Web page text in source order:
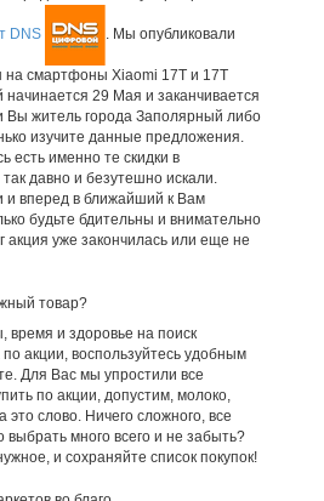
DNS . Мы опубликовали
смартфоны Xiaomi 17T и 17T
начинается 29 Мая и заканчивается
Вы житель города Заполярный либо
изучите данные предложения.
есть именно те скидки в
давно и безутешно искали.
и вперед в ближайший к Вам
будьте бдительны и внимательно
акция уже закончилась или еще не
товар?
время и здоровье на поиск
акции, воспользуйтесь удобным
Для Вас мы упростили все
по акции, допустим, молоко,
это слово. Ничего сложного, все
много всего и не забыть?
и сохраняйте список покупок!